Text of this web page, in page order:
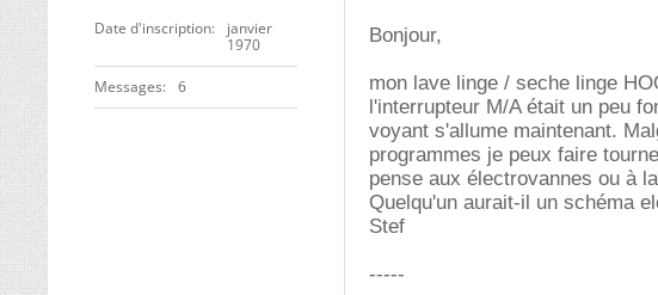
Date d'inscription
janvier
1970
Messages 6
Bonjour,
mon lave linge / seche linge
l'interrupteur M/A était un peu
voyant s'allume maintenant.
programmes je peux faire
pense aux électrovannes ou à
Quelqu'un aurait-il un schéma
Stef
-----